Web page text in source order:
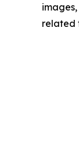
related